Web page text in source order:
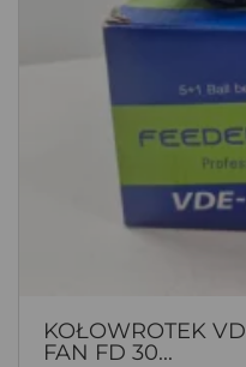
KOŁOWROTEK
FAN FD 30...